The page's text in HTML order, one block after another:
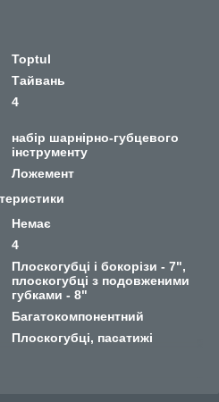
Toptul
Тайвань
4
набір шарнірно-губцевого
інструменту
Ложемент
Немає
4
Плоскогубці і бокорізи - 7",
плоскогубці з подовженими
губками - 8"
Багатокомпонентний
Плоскогубці, пасатижі